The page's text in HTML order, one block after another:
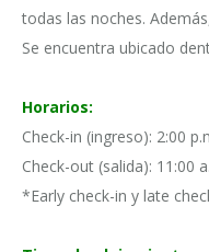
todas las noches.
Se encuentra ubicado
Horarios:
Check-in (ingreso): 2:00
Check-out (salida): 11:00
*Early check-in y late